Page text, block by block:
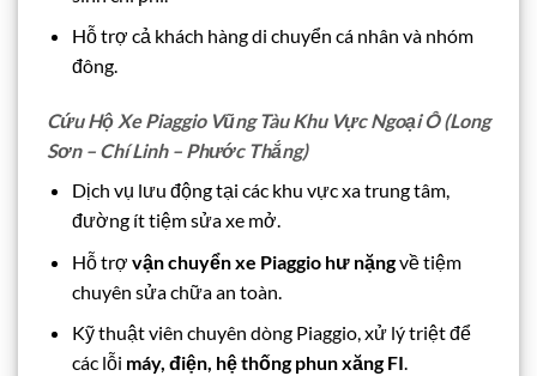
Hỗ trợ cả khách hàng di chuyển cá nhân và nhóm
đông.
Cứu Hộ Xe Piaggio Vũng Tàu Khu Vực Ngoại Ô (Long
Sơn – Chí Linh – Phước Thắng)
Dịch vụ lưu động tại các khu vực xa trung tâm,
đường ít tiệm sửa xe mở.
Hỗ trợ vận chuyển xe Piaggio hư nặngvề tiệm
chuyên sửa chữa an toàn.
Kỹ thuật viên chuyên dòng Piaggio, xử lý triệt để
các lỗi máy, điện, hệ thống phun xăng FI.